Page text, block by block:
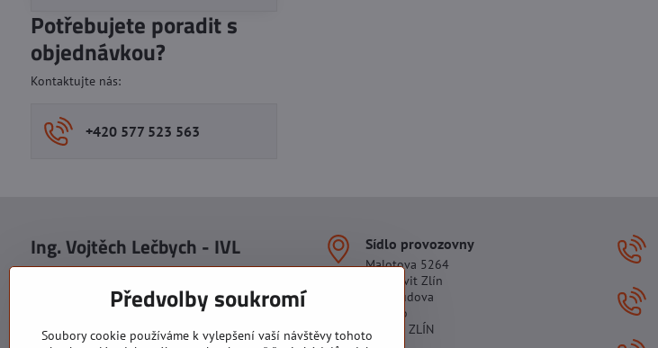
Potřebujete poradit s
objednávkou?
Kontaktujte nás:
+420 577 523 563
Ing. Vojtěch Lečbych - IVL
DIČ: CZ5602130809
Sídlo provozovny
Malotova 5264
Areál Svit Zlín
113. budova
1. patro
760 01 ZLÍN
Předvolby soukromí
Soubory cookie používáme k vylepšení vaší návštěvy tohoto